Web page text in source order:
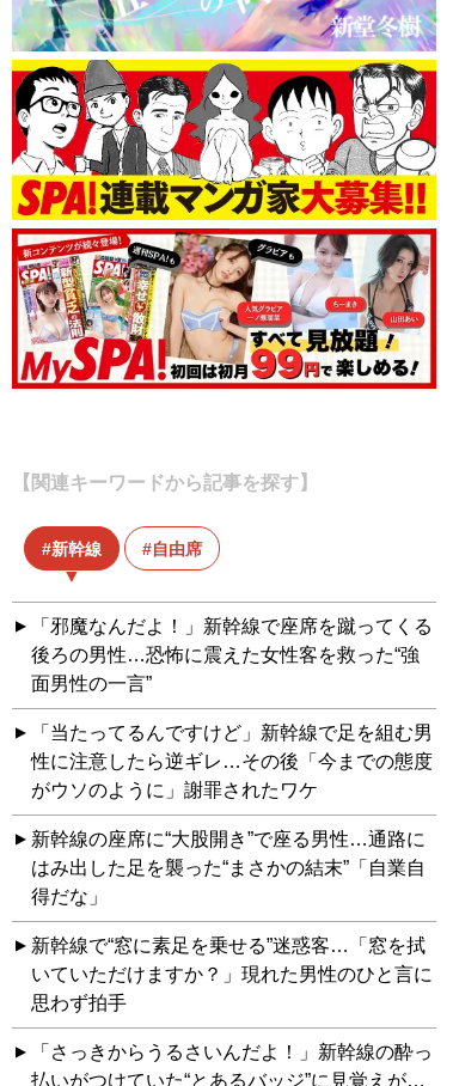
【関連キーワードから記事を探す】
新幹線 自由席
「邪魔なんだよ！」新幹線で座席を蹴ってくる
後ろの男性…恐怖に震えた女性客を救った“強
面男性の一言”
「当たってるんですけど」新幹線で足を組む男
性に注意したら逆ギレ…その後「今までの態度
がウソのように」謝罪されたワケ
新幹線の座席に“大股開き”で座る男性…通路に
はみ出した足を襲った“まさかの結末”「自業自
得だな」
新幹線で“窓に素足を乗せる”迷惑客…「窓を拭
いていただけますか？」現れた男性のひと言に
思わず拍手
「さっきからうるさいんだよ！」新幹線の酔っ
払いがつけていた“とあるバッジ”に見覚えが…